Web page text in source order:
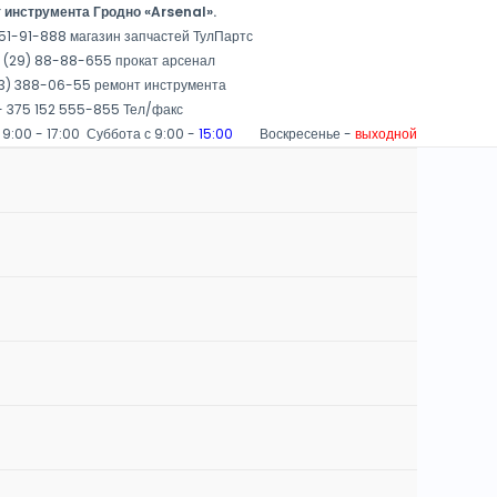
инструмента Гродно «Arsenal».
91-888 магазин запчастей ТулПартс
(29) 88-88-655 прокат арсенал
388-06-55 ремонт инструмента
375 152 555-855 Тел/факс
9:00 - 17:00 Суббота с 9:00 - 15:00 Воскресенье - выходной